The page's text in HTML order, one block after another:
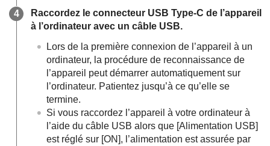
Raccordez le connecteur USB Type-C de l’appareil
à l’ordinateur avec un câble USB.
Lors de la première connexion de l’appareil à un
ordinateur, la procédure de reconnaissance de
l’appareil peut démarrer automatiquement sur
l’ordinateur. Patientez jusqu’à ce qu’elle se
termine.
Si vous raccordez l’appareil à votre ordinateur à
l’aide du câble USB alors que [Alimentation USB]
est réglé sur [ON], l’alimentation est assurée par